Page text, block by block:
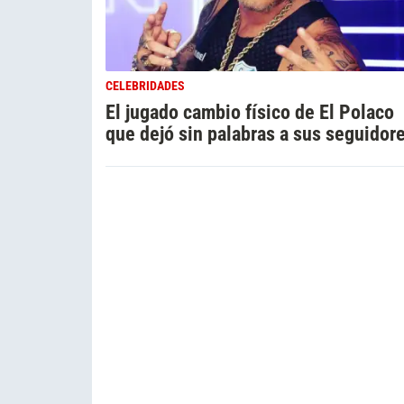
CELEBRIDADES
El jugado cambio físico de El Polaco
que dejó sin palabras a sus